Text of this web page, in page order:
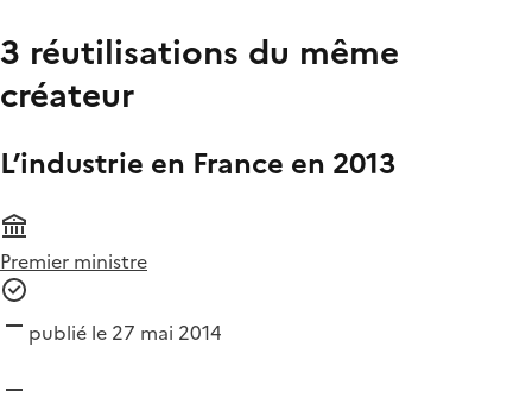
3 réutilisations du même
créateur
L’industrie en France en 2013
Premier ministre
publié le 27 mai 2014